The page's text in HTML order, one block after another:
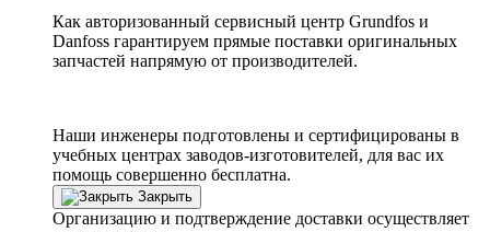
Как авторизованный сервисный центр Grundfos и
Danfoss гарантируем прямые поставки оригинальных
запчастей напрямую от производителей.
Наши инженеры подготовлены и сертифицированы в
учебных центрах заводов-изготовителей, для вас их
помощь совершенно бесплатна.
Закрыть
Организацию и подтверждение доставки осуществляет